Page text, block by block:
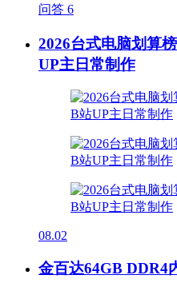
问答 6
2026台式电脑划算
UP主日常制作
08.02
金百达64GB DDR4